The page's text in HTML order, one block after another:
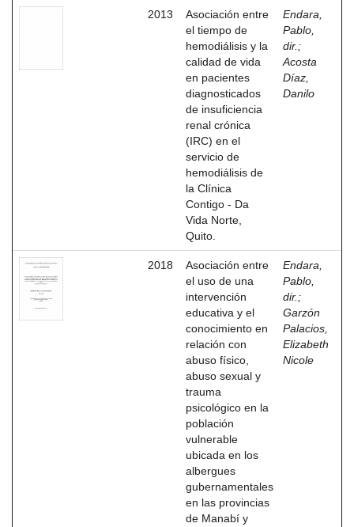
2013
Asociación entre
el tiempo de
hemodiálisis y la
calidad de vida
en pacientes
diagnosticados
de insuficiencia
renal crónica
(IRC) en el
servicio de
hemodiálisis de
la Clínica
Contigo - Da
Vida Norte,
Quito.
Endara,
Pablo,
dir. ;
Acosta
Díaz,
Danilo
2018
Asociación entre
el uso de una
intervención
educativa y el
conocimiento en
relación con
abuso físico,
abuso sexual y
trauma
psicológico en la
población
vulnerable
ubicada en los
albergues
gubernamentales
en las provincias
de Manabí y
Endara,
Pablo,
dir. ;
Garzón
Palacios,
Elizabeth
Nicole